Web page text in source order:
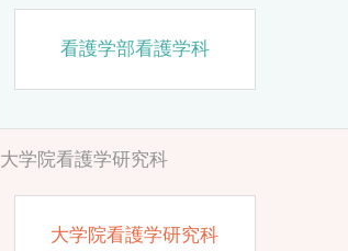
看護学部看護学科
大学院看護学研究科
大学院看護学研究科